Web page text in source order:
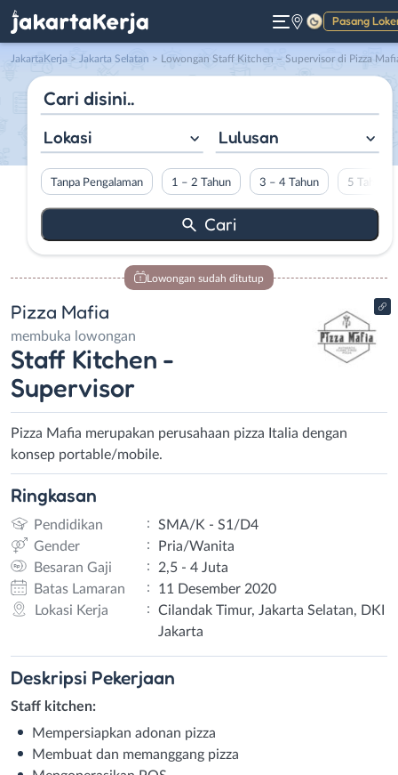
Pasang
Gelap
JakartaKerja > Jakarta Selatan > Lowongan Staff Kitchen – Supervisor di Pizza
Lokasi Lulusan
Tanpa Pengalaman 1 – 2 Tahun 3 – 4 Tahun 5 Tahun
Lowongan sudah ditutup
Pizza Mafia
membuka lowongan
Staff Kitchen -
Supervisor
Pizza Mafia merupakan perusahaan pizza Italia dengan
konsep portable/mobile.
Ringkasan
Pendidikan :
SMA/K - S1/D4
Gender
:
Pria/Wanita
Besaran Gaji
:
2,5 - 4 Juta
Batas Lamaran
:
11 Desember 2020
Lokasi Kerja
:
Cilandak Timur, Jakarta Selatan, DKI
Jakarta
Deskripsi Pekerjaan
Staff kitchen:
Mempersiapkan adonan pizza
Membuat dan memanggang pizza